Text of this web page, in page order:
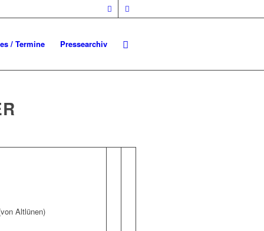
/ Termine Pressearchiv
Altlünen)